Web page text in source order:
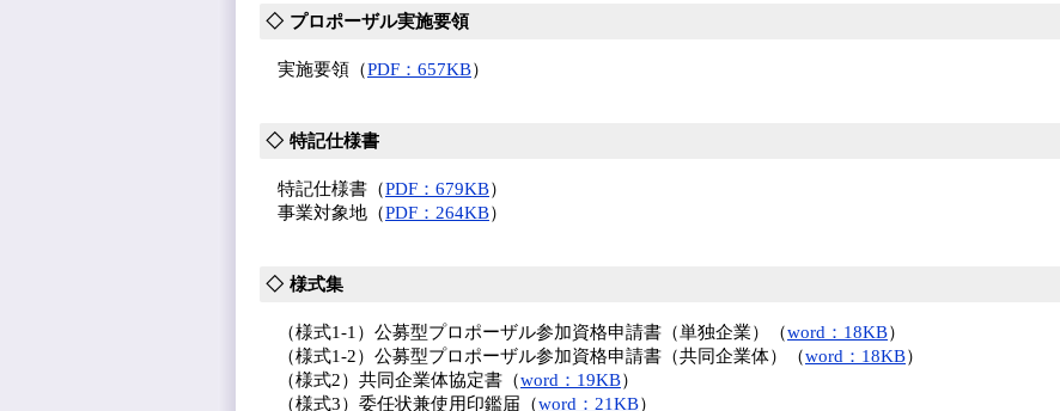
プロポーザル実施要領
実施要領（PDF：657KB）
特記仕様書
特記仕様書（PDF：679KB）
事業対象地（PDF：264KB）
様式集
（様式1-1）公募型プロポーザル参加資格申請書（単独企業）（word：18KB）
（様式1-2）公募型プロポーザル参加資格申請書（共同企業体）（word：18KB）
（様式2）共同企業体協定書（word：19KB）
（様式3）委任状兼使用印鑑届（word：21KB）